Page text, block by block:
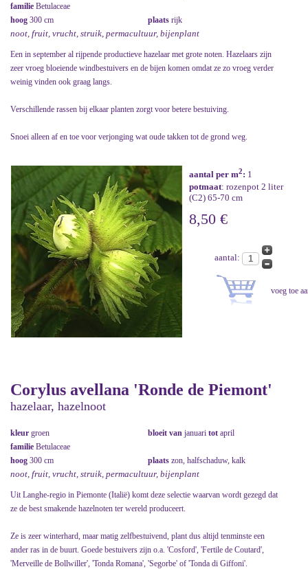
familie Betulaceae
hoog 300 cm plaats rijk
noot, fruit, vrucht, struik, permacultuur, bijenplant
Een in september al rijpende productieve hazelaar met grote noten. Hazelaars zijn
zeer vroeg bloeiende windbestuivers en de bijen komen omdat ze zo vroeg verder
weinig vinden ook graag langs.
Verschillende rassen bij elkaar planten zorgt voor betere bestuiving.
Snoei alleen af en toe voor verjonging wat oude takken tot de grond weg.
aantal per m2: 1
potmaat: rozenpot 2 liter
(C2) 65-70 cm
8,50 €
aantal:
Corylus avellana 'Ronde de Piemont'
hazelaar, hazelnoot
kleur groen bloeit van januari tot april
familie Betulaceae
hoog 300 cm plaats zon, halfschaduw, kalk
noot, fruit, vrucht, struik, permacultuur, bijenplant
Uit Langhe-regio in Piemonte (Italië) komt deze selectie waarvan wordt gezegd dat
ze de best smakende hazelnoten ter wereld produceert.
Ze is zeer winterhard, maar matig zelfbestuivend, plant dus altijd tenminste een
ander ras in de buurt. Goede bestuivers zijn o.a. 'Cosford', 'Fertile de Coutard',
'Merveille de Bollwiller', 'Tonda Romana', 'Segorbe' of 'Tonda di Giffoni'.